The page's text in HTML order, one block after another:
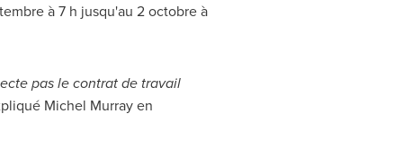
à 7 h jusqu'au 2 octobre à
pas le contrat de travail
Michel Murrayen